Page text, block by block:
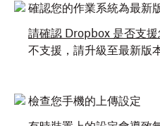
確認您的作業系統為最新
請確認 Dropbox 是否支
不支援，請升級至最新版本
檢查您手機的上傳設定